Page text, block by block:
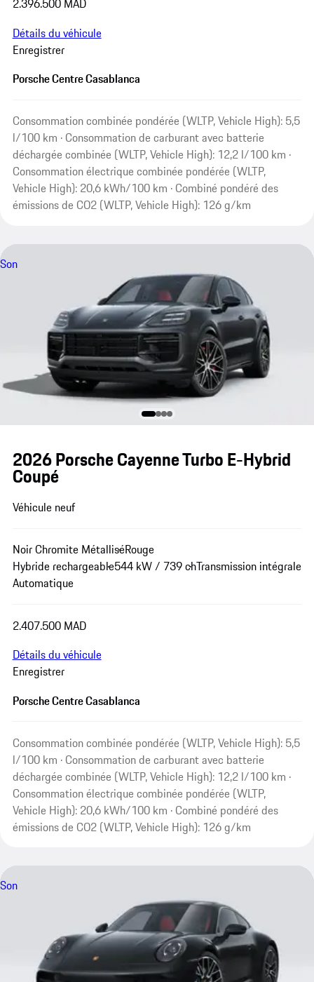
2.396.500 MAD
Détails du véhicule
Enregistrer
Porsche Centre Casablanca
Consommation combinée pondérée (WLTP, Vehicle High): 5,5
l/100 km · Consommation de carburant avec batterie
déchargée combinée (WLTP, Vehicle High): 12,2 l/100 km ·
Consommation électrique combinée pondérée (WLTP,
Vehicle High): 20,6 kWh/100 km · Combiné pondéré des
émissions de CO2 (WLTP, Vehicle High): 126 g/km
Son
2026 Porsche Cayenne Turbo E-Hybrid
Coupé
Véhicule neuf
Noir Chromite MétalliséRouge
Hybride rechargeable544 kW / 739 chTransmission intégrale
Automatique
2.407.500 MAD
Détails du véhicule
Enregistrer
Porsche Centre Casablanca
Consommation combinée pondérée (WLTP, Vehicle High): 5,5
l/100 km · Consommation de carburant avec batterie
déchargée combinée (WLTP, Vehicle High): 12,2 l/100 km ·
Consommation électrique combinée pondérée (WLTP,
Vehicle High): 20,6 kWh/100 km · Combiné pondéré des
émissions de CO2 (WLTP, Vehicle High): 126 g/km
Son